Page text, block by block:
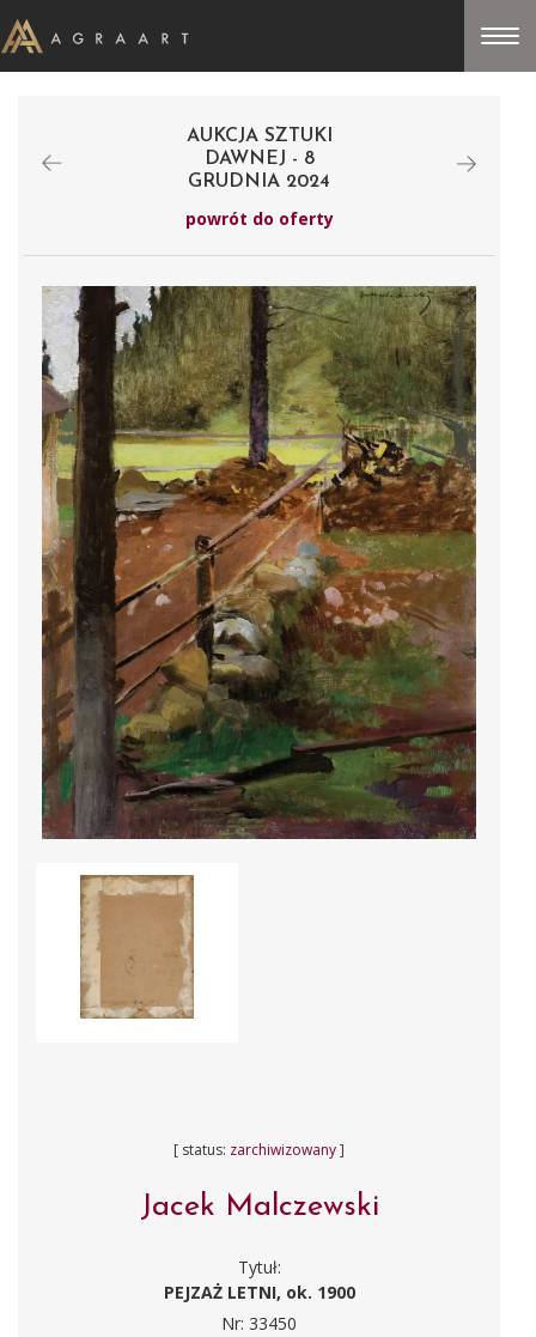
AUKCJA SZTUKI
DAWNEJ - 8
GRUDNIA 2024
powrót do oferty
[ status: zarchiwizowany]
Jacek Malczewski
Tytuł:
PEJZAŻ LETNI, ok. 1900
Nr: 33450